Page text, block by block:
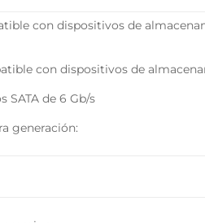
con dispositivos de
con dispositivos de
SATA de 6 Gb/s
generación: